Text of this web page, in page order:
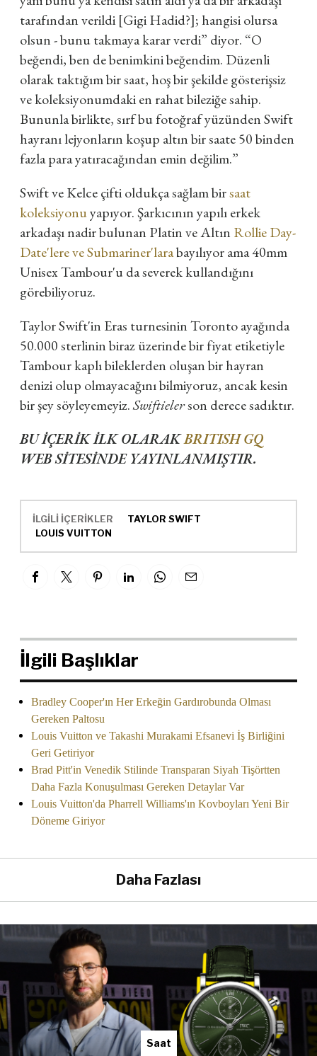
tarafından verildi [Gigi Hadid?]; hangisi olursa
olsun - bunu takmaya karar verdi” diyor. “O
beğendi, ben de benimkini beğendim. Düzenli
olarak taktığım bir saat, hoş bir şekilde gösterişsiz
ve koleksiyonumdaki en rahat bileziğe sahip.
Bununla birlikte, sırf bu fotoğraf yüzünden Swift
hayranı lejyonların koşup altın bir saate 50 binden
fazla para yatıracağından emin değilim.”
Swift ve Kelce çifti oldukça sağlam birsaat
koleksiyonuyapıyor. Şarkıcının yapılı erkek
arkadaşı nadir bulunan Platin ve Altın Rollie Day-
Date'lere ve Submariner'larabayılıyor ama 40mm
Unisex Tambour'u da severek kullandığını
görebiliyoruz.
Taylor Swift'in Eras turnesinin Toronto ayağında
50.000 sterlinin biraz üzerinde bir fiyat etiketiyle
Tambour kaplı bileklerden oluşan bir hayran
denizi olup olmayacağını bilmiyoruz, ancak kesin
bir şey söyleyemeyiz.Swiftielerson derece sadıktır.
BU İÇERİK İLK OLARAKBRITISH GQ
WEB SİTESİNDE YAYINLANMIŞTIR.
İLGİLİ İÇERİKLER
TAYLOR SWIFT
LOUIS VUITTON
İlgili Başlıklar
Bradley Cooper'ın Her Erkeğin Gardırobunda Olması
Gereken Paltosu
Louis Vuitton ve Takashi Murakami Efsanevi İş Birliğini
Geri Getiriyor
Brad Pitt'in Venedik Stilinde Transparan Siyah Tişörtten
Daha Fazla Konuşulması Gereken Detaylar Var
Louis Vuitton'da Pharrell Williams'ın Kovboyları Yeni Bir
Döneme Giriyor
Daha Fazlası
Saat